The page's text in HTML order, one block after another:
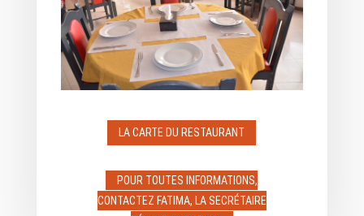
LA CARTE DU RESTAURANT
POUR TOUTES INFORMATIONS,
CONTACTEZ FATIMA, LA SECRÉTAIRE